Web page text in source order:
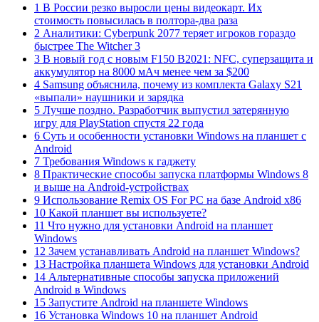
1 В России резко выросли цены видеокарт. Их
стоимость повысилась в полтора-два раза
2 Аналитики: Cyberpunk 2077 теряет игроков гораздо
быстрее The Witcher 3
3 В новый год с новым F150 B2021: NFC, суперзащита и
аккумулятор на 8000 мАч менее чем за $200
4 Samsung объяснила, почему из комплекта Galaxy S21
«выпали» наушники и зарядка
5 Лучше поздно. Разработчик выпустил затерянную
игру для PlayStation спустя 22 года
6 Суть и особенности установки Windows на планшет с
Android
7 Требования Windows к гаджету
8 Практические способы запуска платформы Windows 8
и выше на Android-устройствах
9 Использование Remix OS For PC на базе Android x86
10 Какой планшет вы используете?
11 Что нужно для установки Android на планшет
Windows
12 Зачем устанавливать Android на планшет Windows?
13 Настройка планшета Windows для установки Android
14 Альтернативные способы запуска приложений
Android в Windows
15 Запустите Android на планшете Windows
16 Установка Windows 10 на планшет Android